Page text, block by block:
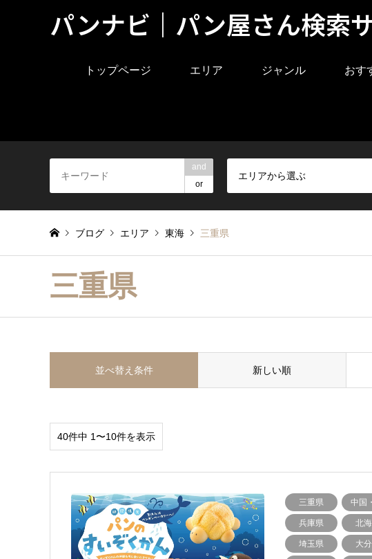
パンナビ｜パン屋さん検索
トップページ エリア ジャンル おす
and
or
エリアから選ぶ
ブログ エリア 東海 三重県
三重県
並べ替え条件 新しい順
40件中 1〜10件を表示
三重県 中国
兵庫県 北
埼玉県 大